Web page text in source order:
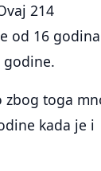
214
od 16
godine.
zbog toga
kada je i